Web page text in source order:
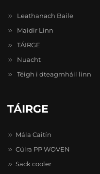
Leathanach Baile
Maidir Linn
TÁIRGE
Nuacht
Téigh i dteagmháil linn
TÁIRGE
Mála Caitín
Cúlra PP WOVEN
Sack cooler